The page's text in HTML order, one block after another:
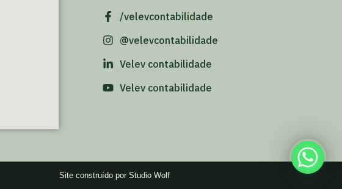
/velevcontabilidade
@velevcontabilidade
Velev contabilidade
Velev contabilidade
Site construído por Studio Wolf